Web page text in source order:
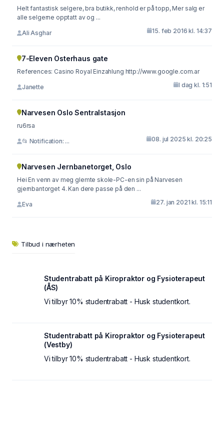
Helt fantastisk selgere, bra butikk, renhold er på topp, Mer salg er
alle selgerne opptatt av og ...
Ali Asghar 15. feb 2016 kl. 14:37
7-Eleven Osterhaus gate
References: Casino Royal Einzahlung http://www.google.com.ar
Janette I dag kl. 1:51
Narvesen Oslo Sentralstasjon
ru6rsa
📂 Notification: ... 08. jul 2025 kl. 20:25
Narvesen Jernbanetorget, Oslo
Hei En venn av meg glemte skole-PC-en sin på Narvesen
gjernbantorget 4. Kan dere passe på den ...
Eva 27. jan 2021 kl. 15:11
Tilbud i nærheten
Studentrabatt på Kiropraktor og Fysioterapeut
(ÅS)
Vi tilbyr 10% studentrabatt - Husk studentkort.
Studentrabatt på Kiropraktor og Fysioterapeut
(Vestby)
Vi tilbyr 10% studentrabatt - Husk studentkort.